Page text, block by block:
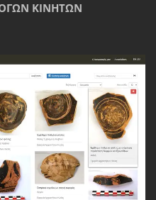
ΚΙΝΗΤΏΝ